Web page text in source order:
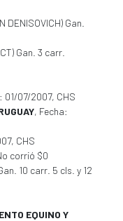
DENISOVICH) Gan.
Gan. 3 carr.
01/07/2007, CHS
, Fecha:
CHS
corrió $0
10 carr. 5 cls. y 12
EQUINO Y